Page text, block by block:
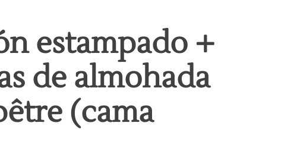
estampado +
de almohada
(cama